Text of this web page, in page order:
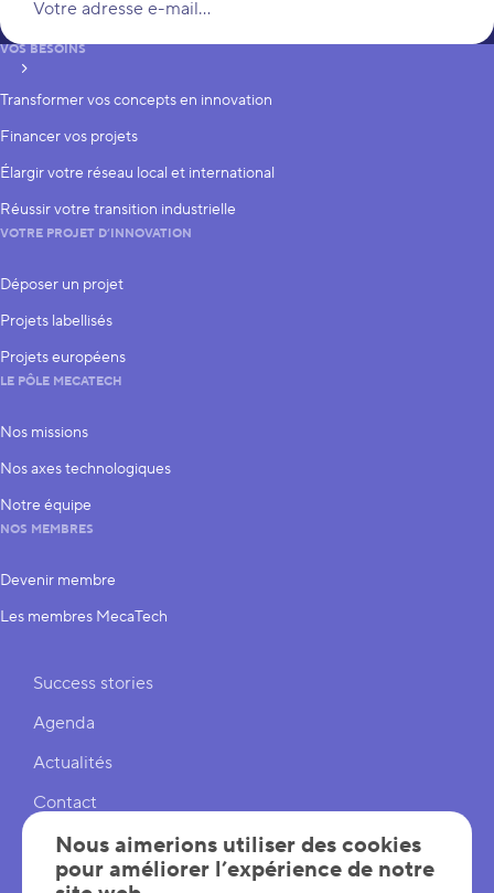
S’inscrire
VOS BESOINS
Transformer vos concepts en innovation
Financer vos projets
Élargir votre réseau local et international
Réussir votre transition industrielle
VOTRE PROJET D’INNOVATION
Déposer un projet
Projets labellisés
Projets européens
LE PÔLE MECATECH
Nos missions
Nos axes technologiques
Notre équipe
NOS MEMBRES
Devenir membre
Les membres MecaTech
Liens rapides
Success stories
Agenda
Actualités
Contact
Cookies
Réglages cookies
Nous aimerions utiliser des cookies
pour améliorer l’expérience de notre